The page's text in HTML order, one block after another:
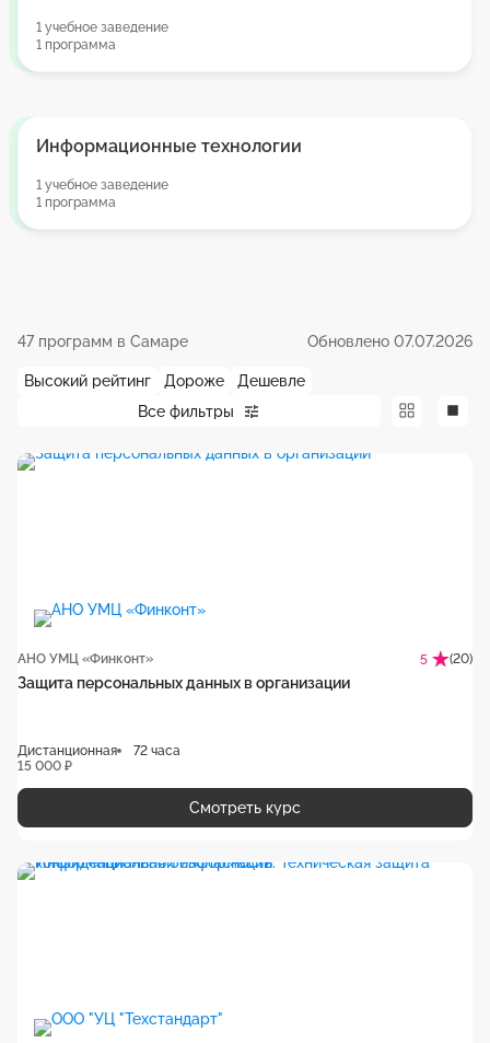
1 учебное заведение
1 программа
Информационные технологии
1 учебное заведение
1 программа
47 программ в Самаре Обновлено 07.07.2026
Все фильтры
Высокий рейтинг Дороже Дешевле
АНО УМЦ «Финконт» 5 (20)
Защита персональных данных в организации
Дистанционная
72 часа
15 000 ₽
Смотреть курс